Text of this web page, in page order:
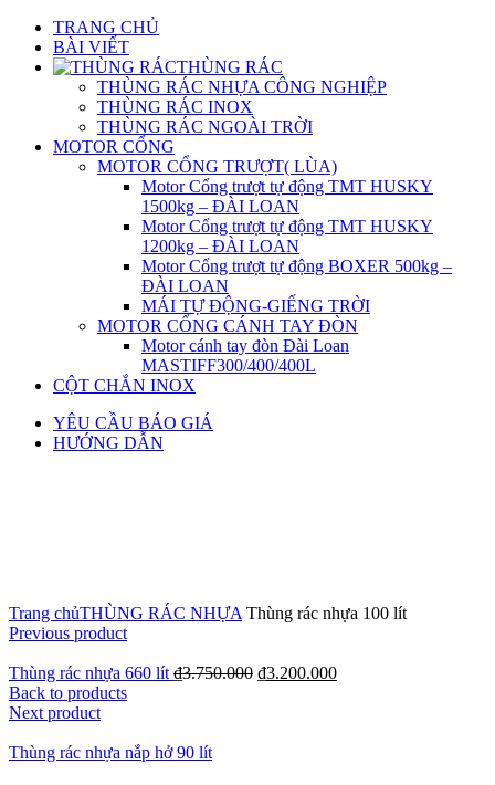
TRANG CHỦ
BÀI VIẾT
THÙNG RÁC
THÙNG RÁC NHỰA CÔNG NGHIỆP
THÙNG RÁC INOX
THÙNG RÁC NGOÀI TRỜI
MOTOR CỔNG
MOTOR CỔNG TRƯỢT( LÙA)
Motor Cổng trượt tự động TMT HUSKY
1500kg – ĐÀI LOAN
Motor Cổng trượt tự động TMT HUSKY
1200kg – ĐÀI LOAN
Motor Cổng trượt tự động BOXER 500kg –
ĐÀI LOAN
MÁI TỰ ĐỘNG-GIẾNG TRỜI
MOTOR CỔNG CÁNH TAY ĐÒN
Motor cánh tay đòn Đài Loan
MASTIFF300/400/400L
CỘT CHẮN INOX
YÊU CẦU BÁO GIÁ
HƯỚNG DẪN
Trang chủTHÙNG RÁC NHỰA Thùng rác nhựa 100 lít
Previous product
Thùng rác nhựa 660 lít ₫3.750.000 ₫3.200.000
Back to products
Next product
Thùng rác nhựa nắp hở 90 lít